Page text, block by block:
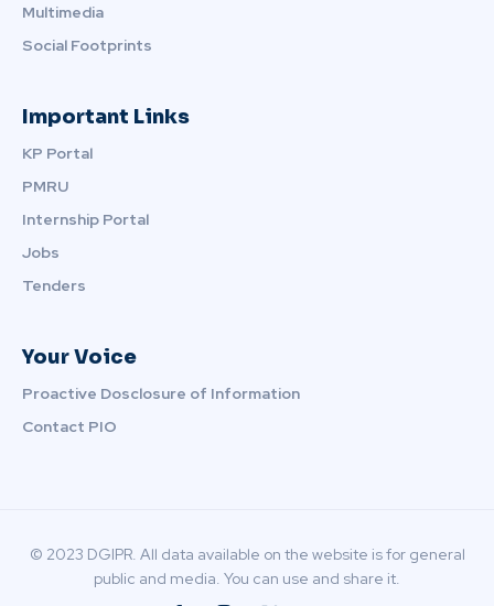
Multimedia
Social Footprints
Important Links
KP Portal
PMRU
Internship Portal
Jobs
Tenders
Your Voice
Proactive Dosclosure of Information
Contact PIO
© 2023 DGIPR. All data available on the website is for general
public and media. You can use and share it.